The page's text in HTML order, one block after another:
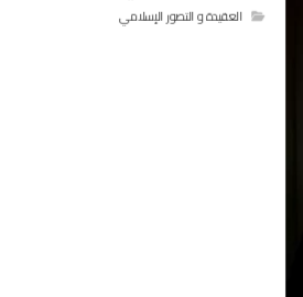
العقيدة و التصور الإسلامي